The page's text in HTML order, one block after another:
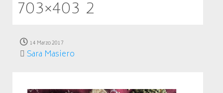
703×403 2
14 Marzo 2017
Sara Masiero